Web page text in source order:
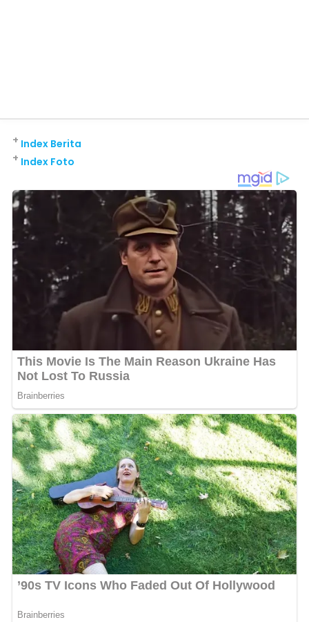
Index Berita
+
Index Foto
+